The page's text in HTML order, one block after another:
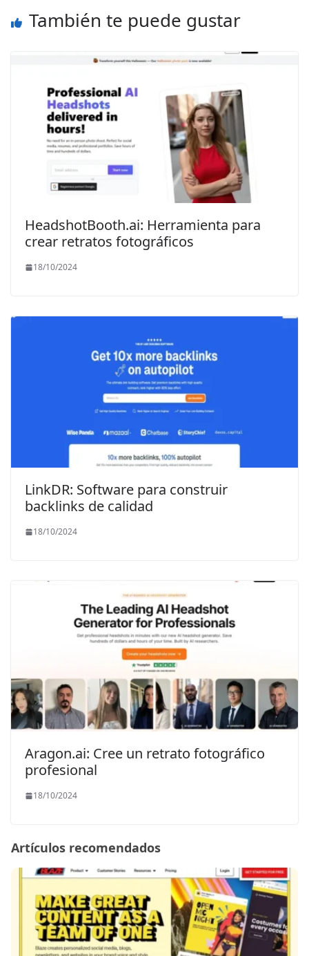
También te puede gustar
HeadshotBooth.ai: Herramienta para
crear retratos fotográficos
18/10/2024
LinkDR: Software para construir
backlinks de calidad
18/10/2024
Aragon.ai: Cree un retrato fotográfico
profesional
18/10/2024
Artículos recomendados